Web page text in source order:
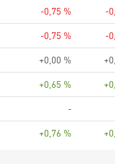
-0,75 % -
-0,75 % -
+0,00 %
+0,65 %
-
+0,76 %